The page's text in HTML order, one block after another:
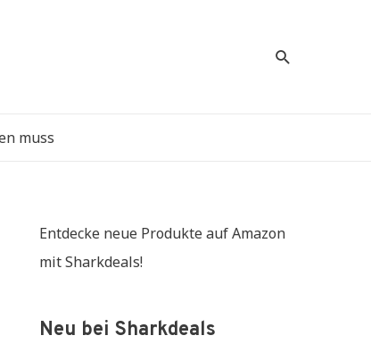
Suche
muss
Entdecke neue Produkte auf Amazon
mit Sharkdeals!
Neu bei Sharkdeals